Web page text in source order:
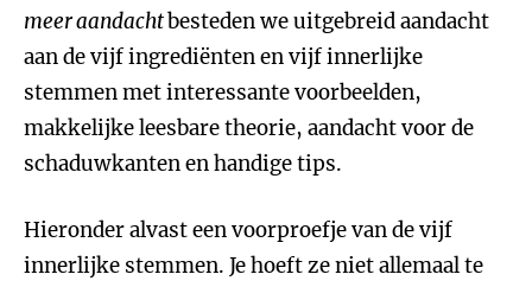
meer aandachtbesteden we uitgebreid aandacht
aan de vijf ingrediënten en vijf innerlijke
stemmen met interessante voorbeelden,
makkelijke leesbare theorie, aandacht voor de
schaduwkanten en handige tips.
Hieronder alvast een voorproefje van de vijf
innerlijke stemmen. Je hoeft ze niet allemaal te